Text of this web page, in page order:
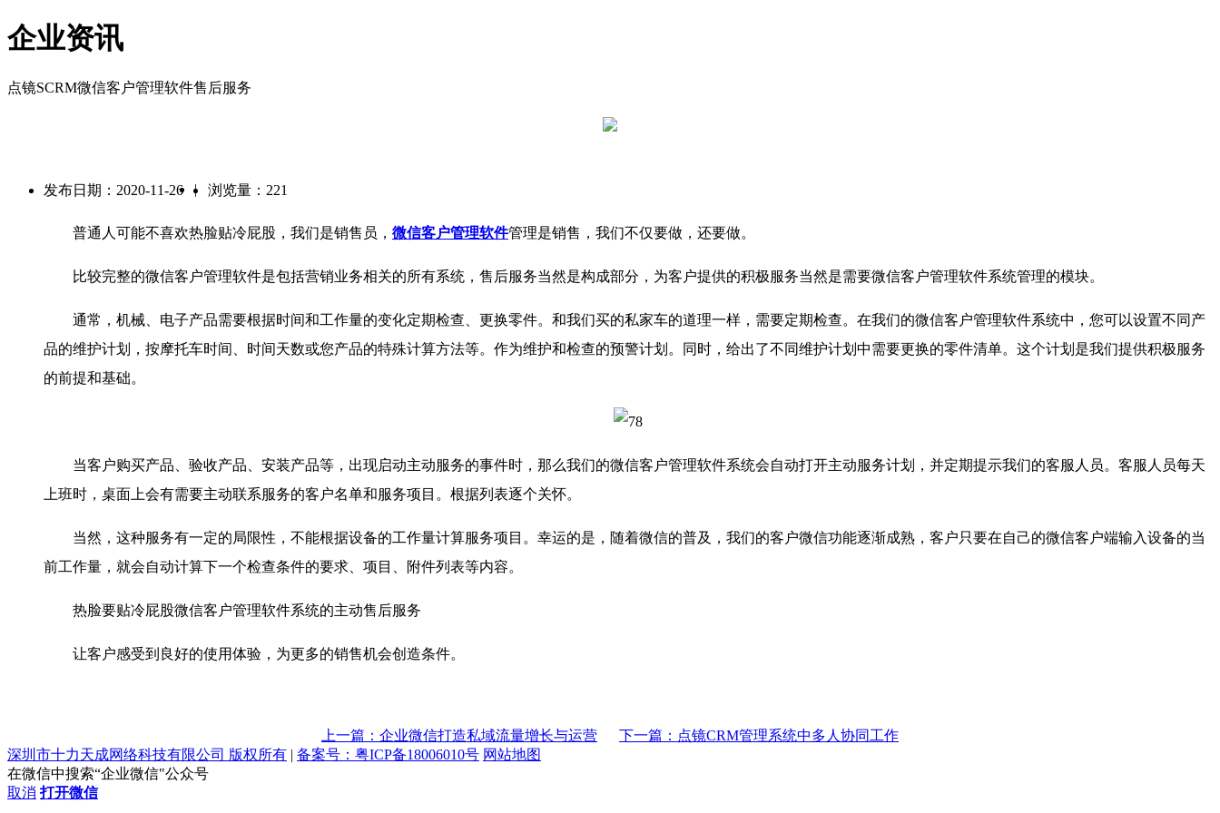
企业资讯
点镜SCRM微信客户管理软件售后服务
发布日期：2020-11-26 | 浏览量：221
普通人可能不喜欢热脸贴冷屁股，我们是销售员， 微信客户管理软件管理是销售，我们不仅要做，还要做。
比较完整的微信客户管理软件是包括营销业务相关的所有系统，售后服务当然是构成部分，为客户提供的积极服务当然是需要微信客户管理软件系统管理的模块。
通常，机械、电子产品需要根据时间和工作量的变化定期检查、更换零件。和我们买的私家车的道理一样，需要定期检查。在我们的微信客户管理软件系统中，您可以设置不同产
品的维护计划，按摩托车时间、时间天数或您产品的特殊计算方法等。作为维护和检查的预警计划。同时，给出了不同维护计划中需要更换的零件清单。这个计划是我们提供积极服务
的前提和基础。
当客户购买产品、验收产品、安装产品等，出现启动主动服务的事件时，那么我们的微信客户管理软件系统会自动打开主动服务计划，并定期提示我们的客服人员。客服人员每天
上班时，桌面上会有需要主动联系服务的客户名单和服务项目。根据列表逐个关怀。
当然，这种服务有一定的局限性，不能根据设备的工作量计算服务项目。幸运的是，随着微信的普及，我们的客户微信功能逐渐成熟，客户只要在自己的微信客户端输入设备的当
前工作量，就会自动计算下一个检查条件的要求、项目、附件列表等内容。
热脸要贴冷屁股微信客户管理软件系统的主动售后服务
让客户感受到良好的使用体验，为更多的销售机会创造条件。
上一篇：企业微信打造私域流量增长与运营
下一篇：点镜CRM管理系统中多人协同工作
深圳市十力天成网络科技有限公司 版权所有 | 备案号：粤ICP备18006010号 网站地图
在微信中搜索“企业微信"公众号
取消 打开微信